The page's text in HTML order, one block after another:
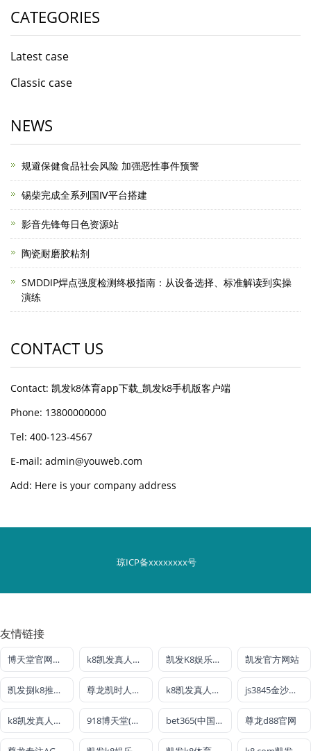
CATEGORIES
Latest case
Classic case
NEWS
规避保健食品社会风险 加强恶性事件预警
锡柴完成全系列国Ⅳ平台搭建
影音先锋每日色资源站
陶瓷耐磨胶粘剂
SMDDIP焊点强度检测终极指南：从设备选择、标准解读到实操
演练
CONTACT US
Contact: 凯发k8体育app下载_凯发k8手机版客户端
Phone: 13800000000
Tel: 400-123-4567
E-mail: admin@youweb.com
Add: Here is your company address
琼ICP备xxxxxxxx号
友情链接
博天堂官网最新登录入口 k8凯发真人娱乐手机首页 凯发K8娱乐全球公开 凯发官方网站
凯发捌k8推荐聚宝盆 尊龙凯时人生就是搏官方登录bjl8 k8凯发真人娱乐手机首页 js3845金沙线路
k8凯发真人娱乐手机官方网站 918博天堂(中国区)官方网站 bet365(中国)官方网站 尊龙d88官网